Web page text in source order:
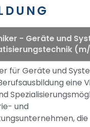
- Geräte und
für Geräte und
eine
und
die